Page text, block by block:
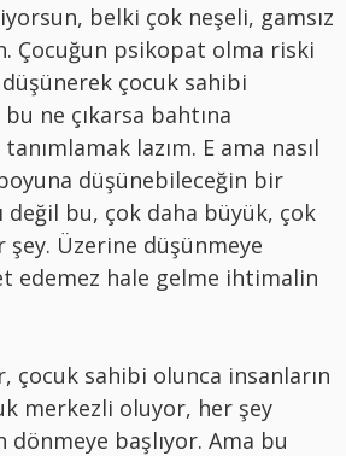
belki çok neşeli, gamsız
Çocuğun psikopat olma riski
çocuk sahibi
ne çıkarsa bahtına
lazım. E ama nasıl
düşünebileceğin bir
değil bu, çok daha büyük, çok
şey. Üzerine düşünmeye
edemez hale gelme ihtimalin
çocuk sahibi olunca insanların
merkezli oluyor, her şey
dönmeye başlıyor. Ama bu